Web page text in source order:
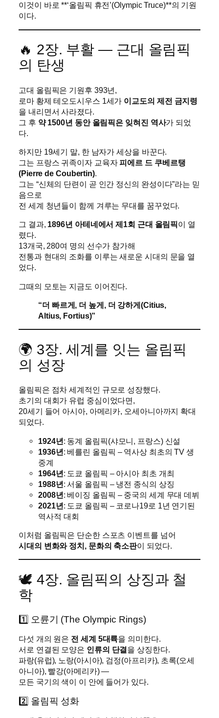
이것이 바로 **‘올림픽 휴전’(Olympic Truce)**의 기원
이다.
🔥 2장. 부활 — 근대 올림픽
의 탄생
고대 올림픽은 기원후 393년,
로마 황제 테오도시우스 1세가 이교도의 제전 금지령
을 내리면서 사라졌다.
그 후 약 1500년 동안 올림픽은 잊혀진 역사가 되었
다.
하지만 19세기 말, 한 남자가 세상을 바꾼다.
그는 프랑스 귀족이자 교육자피에르 드 쿠베르탱
(Pierre de Coubertin).
그는 “신체의 단련이 곧 인간 정신의 완성이다”라는 믿
음으로
전 세계 청년들이 함께 겨루는 무대를 꿈꾸었다.
그 결과, 1896년 아테네에서 제1회 근대 올림픽이 열
렸다.
13개국, 280여 명의 선수가 참가해
전통과 현대의 조화를 이루는 새로운 시대의 문을 열
었다.
그때의 모토는 지금도 이어진다.
“더 빠르게, 더 높게, 더 강하게(Citius,
Altius, Fortius)”
🌍 3장. 세계를 잇는 올림픽
의 성장
올림픽은 점차 세계적인 규모로 성장했다.
초기의 대회가 유럽 중심이었다면,
20세기 들어 아시아, 아메리카, 오세아니아까지 확대
되었다.
1924년: 동계 올림픽(샤모니, 프랑스) 신설
1936년: 베를린 올림픽 – 역사상 최초의 TV 생
중계
1964년: 도쿄 올림픽 – 아시아 최초 개최
1988년: 서울 올림픽 – 냉전 종식의 상징
2008년: 베이징 올림픽 – 중국의 세계 무대 데뷔
2021년: 도쿄 올림픽 – 코로나19로 1년 연기된
역사적 대회
이처럼 올림픽은 단순한 스포츠 이벤트를 넘어
시대의 변화와 정치, 문화의 축소판이 되었다.
🕊️ 4장. 올림픽의 상징과 철
학
1️⃣ 오륜기 (The Olympic Rings)
다섯 개의 원은 전 세계 5대륙을 의미한다.
서로 연결된 모양은 인류의 단결을 상징한다.
파랑(유럽), 노랑(아시아), 검정(아프리카), 초록(오세
아니아), 빨강(아메리카) —
모든 국기의 색이 이 안에 들어가 있다.
2️⃣ 올림픽 성화